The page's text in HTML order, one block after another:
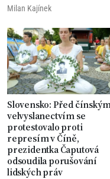
Milan Kajínek
Slovensko: Před
velvyslanectvím se
protestovalo proti
represím v Číně,
prezidentka Čaputová
odsoudila porušování
lidských práv